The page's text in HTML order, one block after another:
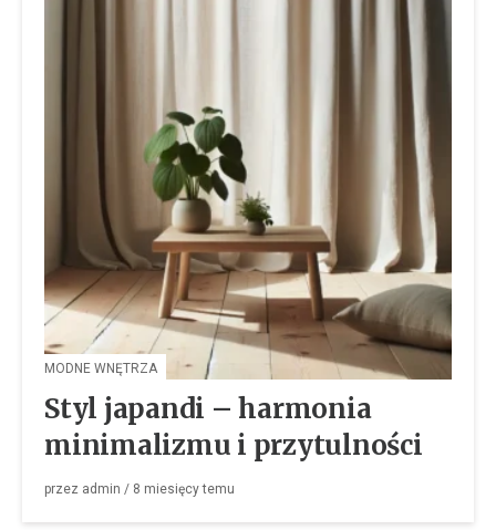
MODNE WNĘTRZA
Styl japandi – harmonia
minimalizmu i przytulności
przez admin / 8 miesięcytemu